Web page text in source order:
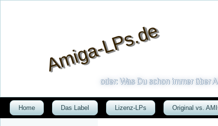
Amiga-LPs.de
oder: Was Du schon immer über
Home Das Label Lizenz-LPs Original vs.